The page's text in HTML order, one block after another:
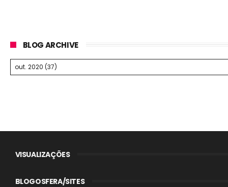
BLOG ARCHIVE
VISUALIZAÇÕES
BLOGOSFERA/SITES